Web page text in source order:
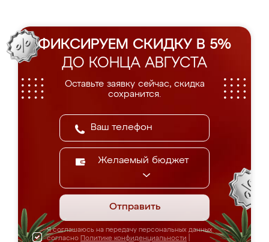
ФИКСИРУЕМ СКИДКУ В 5%
ДО КОНЦА АВГУСТА
Оставьте заявку сейчас, скидка
сохранится.
Желаемый бюджет
Отправить
Я соглашаюсь на передачу персональных данных
согласно Политике конфиденциальности